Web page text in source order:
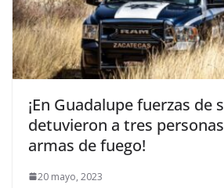
¡En Guadalupe fuerzas de
detuvieron a tres
armas de fuego!
20 mayo, 2023